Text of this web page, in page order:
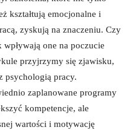
kształtują emocjonalne i
zyskują na znaczeniu. Czy
one na poczucie
przyjrzymy się zjawisku,
psychologią pracy.
zaplanowane programy
kompetencje, ale
wartości i motywację